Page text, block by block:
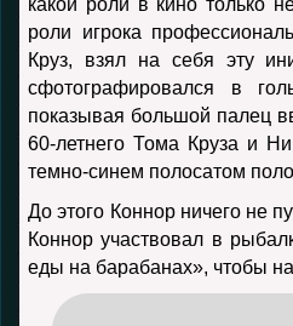
какой роли в кино только
роли игрока
Круз, взял на себя эту
сфотографировался в
показывая большой палец
60-летнего Тома Круза и
темно-синем полосатом
До этого Коннор ничего не
Коннор участвовал в
еды на барабанах», чтобы